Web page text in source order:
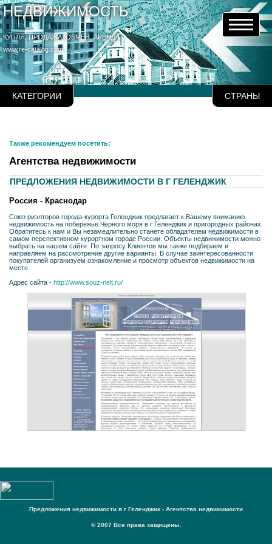
НЕДВИЖИМОСТЬ
КУПЛЯ, ПРОДАЖА, ОБМЕН, АРЕНДА
www.re-catalog.com
КАТЕГОРИИ СТРАНЫ
Также рекомендуем посетить:
Агентства недвижимости
ПРЕДЛОЖЕНИЯ НЕДВИЖИМОСТИ В Г ГЕЛЕНДЖИК
Россия - Краснодар
Союз риэлторов города-курорта Геленджик предлагает к Вашему вниманию
недвижимость на побережье Черного моря в г Геленджик и пригородных районах.
Обратитесь к нам и Вы незамедлительно станете обладателем недвижимости в
самом перспективном курортном городе России. Объекты недвижимости можно
выбрать на нашем сайте. По запросу Клиентов мы также подбираем и
направляем на рассмотрение другие варианты. В случае заинтересованности
покупателей организуем ознакомление и просмотр объектов недвижимости на
месте.
Адрес сайта - http://www.souz-rielt.ru/
Предложения недвижимости в г Геленджик - Агентства недвижимости
© 2007 Все права защищены.